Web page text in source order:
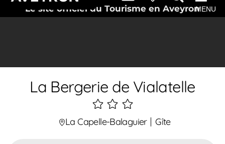
Le site officiel du Tourisme en AveyronMENU
La Bergerie de Vialatelle
3
étoiles
La Capelle-Balaguier Gîte